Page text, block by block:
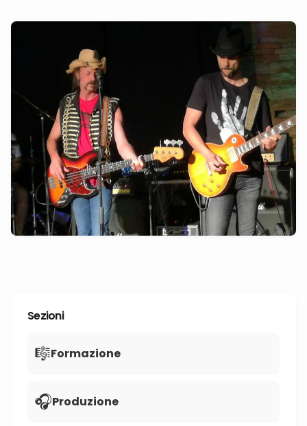
Sezioni
🎼Formazione
🎧Produzione